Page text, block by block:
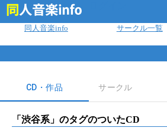
同人音楽info サークル一覧
CD・作品 サークル
「 渋谷系 」のタグのついたCD